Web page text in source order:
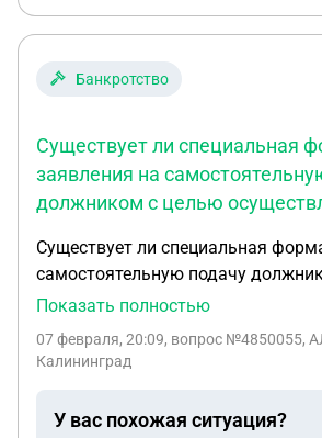
Банкротство
Существует ли специальная
заявления на
должником с целью
Существует ли специальная
самостоятельную подачу
осуществления процедуры
Арбитражный Суд или заявление
нему полного перечня всех
Показать полностью
07 февраля, 20:09, вопрос №4850055,
Калининград
У вас похожая ситуация?